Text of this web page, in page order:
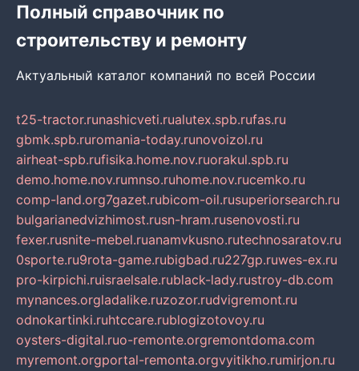
Полный справочник по
строительству и ремонту
Актуальный каталог компаний по всей России
t25-tractor.runashicveti.rualutex.spb.rufas.ru
gbmk.spb.ruromania-today.runovoizol.ru
airheat-spb.rufisika.home.nov.ruorakul.spb.ru
demo.home.nov.rumnso.ruhome.nov.rucemko.ru
comp-land.org7gazet.rubicom-oil.rusuperiorsearch.ru
bulgarianedvizhimost.rusn-hram.rusenovosti.ru
fexer.rusnite-mebel.ruanamvkusno.rutechnosaratov.ru
0sporte.ru9rota-game.rubigbad.ru227gp.ruwes-ex.ru
pro-kirpichi.ruisraelsale.rublack-lady.rustroy-db.com
mynances.orgladalike.ruzozor.rudvigremont.ru
odnokartinki.ruhtccare.rublogizotovoy.ru
oysters-digital.ruo-remonte.orgremontdoma.com
myremont.orgportal-remonta.orgvyitikho.rumirjon.ru